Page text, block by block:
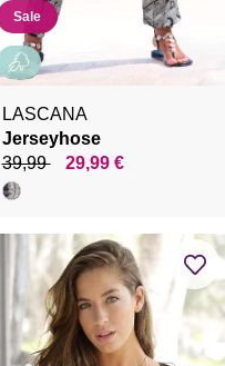
Sale
LASCANA
Jerseyhose
39,99
29,99 €